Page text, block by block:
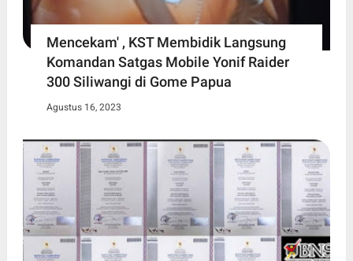
Mencekam' , KST Membidik Langsung
Komandan Satgas Mobile Yonif Raider
300 Siliwangi di Gome Papua
Agustus 16, 2023